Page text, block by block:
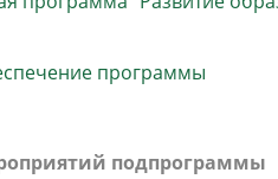
деятельность
и совещательные
программы
подпрограммы